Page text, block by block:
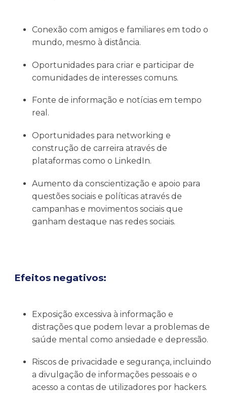
Conexão com amigos e familiares em todo o
mundo, mesmo à distância.
Oportunidades para criar e participar de
comunidades de interesses comuns.
Fonte de informação e notícias em tempo
real.
Oportunidades para networking e
construção de carreira através de
plataformas como o LinkedIn.
Aumento da conscientização e apoio para
questões sociais e políticas através de
campanhas e movimentos sociais que
ganham destaque nas redes sociais.
Efeitos negativos:
Exposição excessiva à informação e
distrações que podem levar a problemas de
saúde mental como ansiedade e depressão.
Riscos de privacidade e segurança, incluindo
a divulgação de informações pessoais e o
acesso a contas de utilizadores por hackers.